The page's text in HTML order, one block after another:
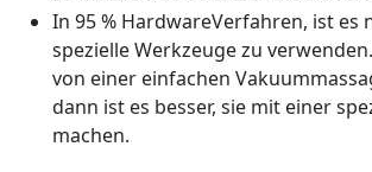
In 95 % HardwareVerfahren, ist es
spezielle Werkzeuge zu
von einer einfachen
dann ist es besser, sie mit einer
machen.